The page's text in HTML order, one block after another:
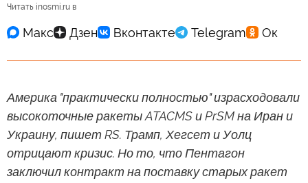
Читать inosmi.ru в
Америка "практически полностью" израсходовали
высокоточные ракеты ATACMS и PrSM на Иран и
Украину, пишет RS. Трамп, Хегсет и Уолц
отрицают кризис. Но то, что Пентагон
заключил контракт на поставку старых ракет